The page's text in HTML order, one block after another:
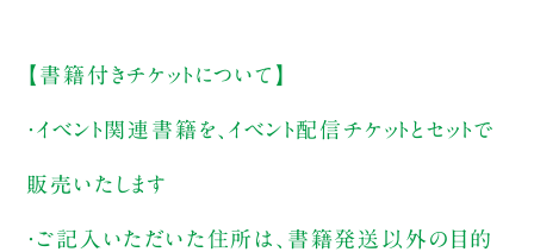
【書籍付きチケットについて】
・イベント関連書籍を、イベント配信チケットとセットで
販売いたします
・ご記入いただいた住所は、書籍発送以外の目的